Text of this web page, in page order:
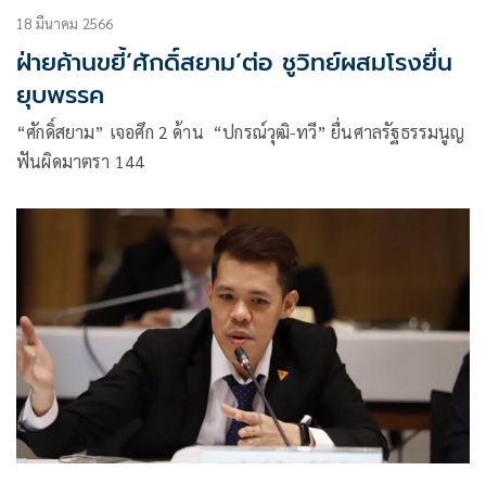
18 มีนาคม 2566
ฝ่ายค้านขยี้‘ศักดิ์สยาม’ต่อ ชูวิทย์ผสมโรงยื่น
ยุบพรรค
“ศักดิ์สยาม” เจอศึก 2 ด้าน “ปกรณ์วุฒิ-ทวี” ยื่นศาลรัฐธรรมนูญ
ฟันผิดมาตรา 144